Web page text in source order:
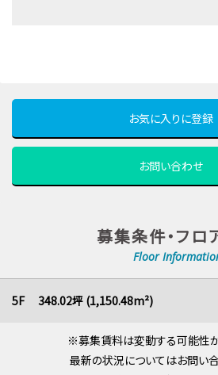
お気に入りに登録
お問い合わせ
募集条件・フロ
Floor
5F 348.02坪 (1,150.48m²)
※募集賃料は変動する可能性が
最新の状況についてはお問い合